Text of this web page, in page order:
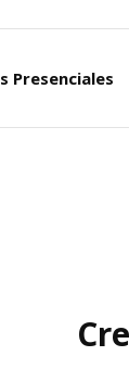
Presenciales
Cursos